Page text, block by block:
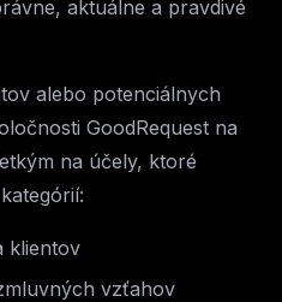
aktuálne a pravdivé
alebo potenciálnych
GoodRequest na
na účely, ktoré
klientov
vzťahov